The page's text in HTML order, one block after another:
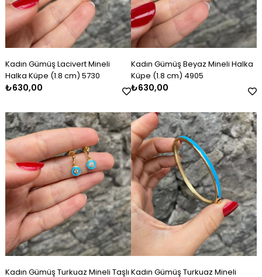
Kadın Gümüş Lacivert Mineli
Halka Küpe (1.8 cm) 5730
₺630,00
Kadın Gümüş Beyaz Mineli Halka
Küpe (1.8 cm) 4905
₺630,00
Kadın Gümüş Turkuaz Mineli Taşlı Kadın Gümüş Turkuaz Mineli